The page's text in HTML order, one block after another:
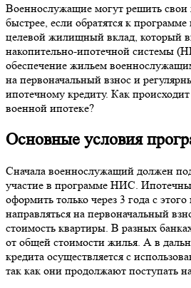
Военнослужащие могут решить
быстрее, если обратятся к
целевой жилищный вклад, который
накопительно-ипотечной системы
обеспечение жильем
на первоначальный взнос и
ипотечному кредиту. Как
военной ипотеке?
Основные условия
Сначала военнослужащий должен
участие в программе НИС.
оформить только через 3 года с
направляться на первоначальный
стоимость квартиры. В разных
от общей стоимости жилья. А в
кредита осуществляется с
так как они продолжают поступать